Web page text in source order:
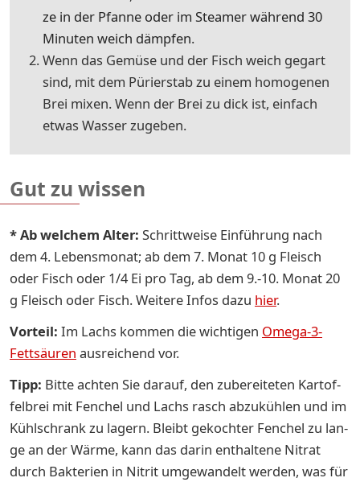
ze in der Pfanne oder im Steamer wäh­rend 30
Mi­nu­ten weich dämp­fen.
Wenn das Ge­mü­se und der Fisch weich ge­gart
sind, mit dem Pü­rier­stab zu ei­nem ho­mo­ge­nen
Brei mi­xen. Wenn der Brei zu dick ist, ein­fach
et­was Was­ser zu­ge­ben.
Gut zu wissen
* Ab welchem Alter: Schritt­wei­se Ein­füh­rung nach
dem 4. Le­bens­mo­nat; ab dem 7. Mo­nat 10 g Fleisch
oder Fisch oder 1/4 Ei pro Tag, ab dem 9.-10. Mo­nat 20
g Fleisch oder Fisch. Weitere In­­­fos dazu hier.
Vorteil: Im Lachs kommen die wichtigen Omega-3-
Fettsäuren ausreichend vor.
Tipp: Bit­te ach­ten Sie dar­auf, den zu­be­rei­te­ten Kar­tof­
fel­brei mit Fen­chel und Lachs rasch ab­zu­küh­len und im
Kühl­schrank zu la­gern. Bleibt ge­koch­ter Fen­chel zu lan­
ge an der Wär­me, kann das dar­in ent­hal­te­ne Ni­trat
durch Bak­te­ri­en in Ni­trit um­ge­wan­delt wer­den, was für